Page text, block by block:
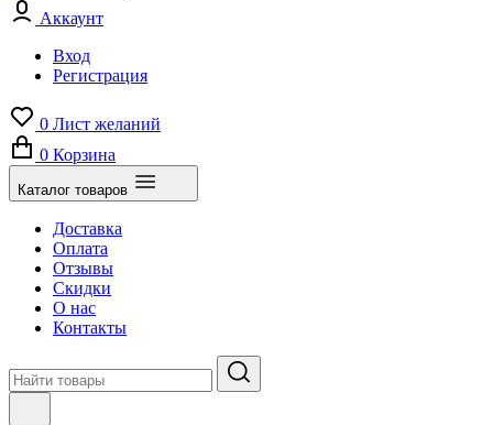
Аккаунт
Вход
Регистрация
0 Лист желаний
0 Корзина
Каталог товаров
Доставка
Оплата
Отзывы
Скидки
О нас
Контакты